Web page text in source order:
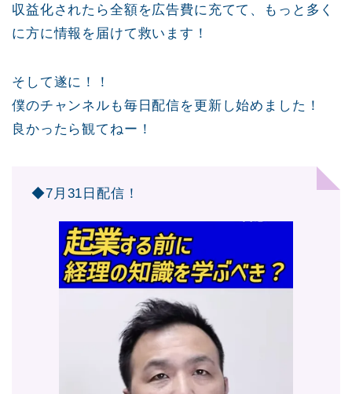
収益化されたら全額を広告費に充てて、もっと多く
に方に情報を届けて救います！
そして遂に！！
僕のチャンネルも毎日配信を更新し始めました！
良かったら観てねー！
◆7月31日配信！